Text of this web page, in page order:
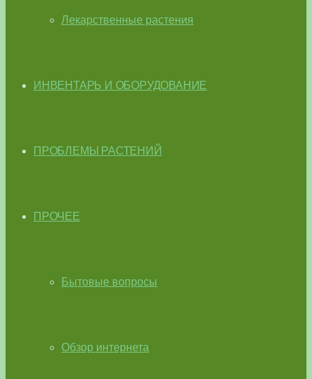
Лекарственные растения
ИНВЕНТАРЬ И ОБОРУДОВАНИЕ
ПРОБЛЕМЫ РАСТЕНИЙ
ПРОЧЕЕ
Бытовые вопросы
Обзор интернета